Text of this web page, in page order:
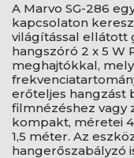
A Marvo SG-286
kapcsolaton
világítással ellátott
hangszóró 2 x 5 W
meghajtókkal,
erőteljes hangzást
filmnézéshez vagy
kompakt, méretei
1,5 méter. Az
hangerőszabályzó